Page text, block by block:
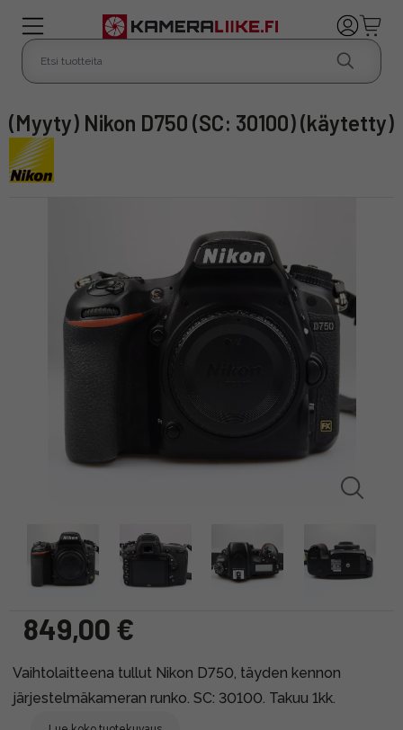
(Myyty) Nikon D750 (SC: 30100) (käytetty)
849,00 €
Vaihtolaitteena tullut Nikon D750, täyden kennon
järjestelmäkameran runko. SC: 30100. Takuu 1kk.